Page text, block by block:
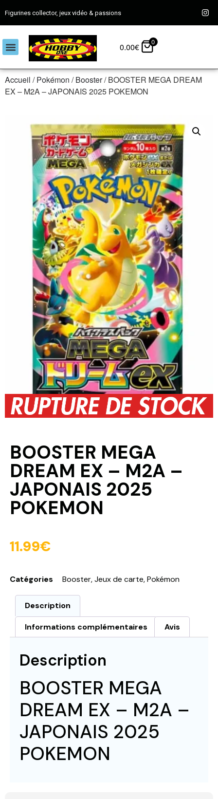
Figurines collector, jeux vidéo & passions
0.00€ 0
Accueil /Pokémon /Booster/ BOOSTER MEGA DREAM
EX – M2A – JAPONAIS 2025 POKEMON
BOOSTER MEGA
DREAM EX – M2A –
JAPONAIS 2025
POKEMON
11.99€
Catégories Booster,Jeux de carte,Pokémon
Description
Informations complémentaires Avis
Description
BOOSTER MEGA
DREAM EX – M2A –
JAPONAIS 2025
POKEMON